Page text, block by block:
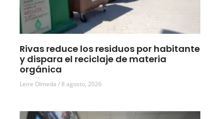
Rivas reduce los residuos por habitante
y dispara el reciclaje de materia
orgánica
Leire Olmeda 8 agosto, 2026